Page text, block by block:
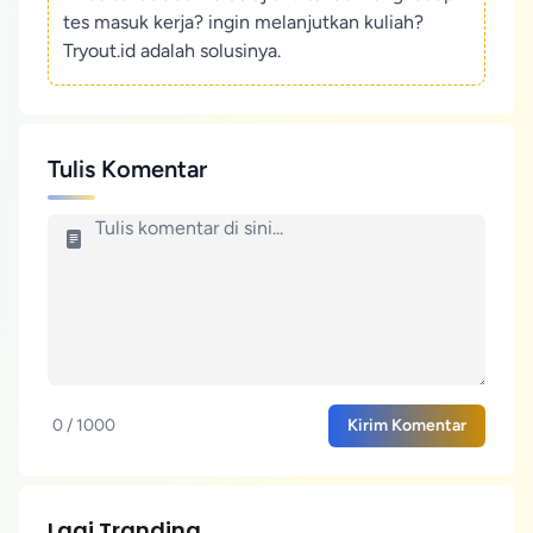
tes masuk kerja? ingin melanjutkan kuliah?
Tryout.id adalah solusinya.
Tulis Komentar
0 / 1000 Kirim Komentar